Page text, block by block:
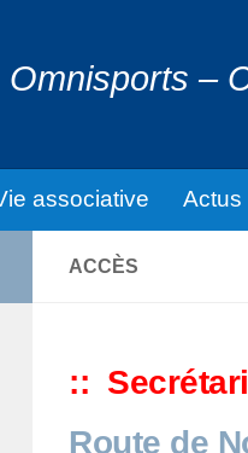
–
associative Actus
ACCÈS
::
Route de